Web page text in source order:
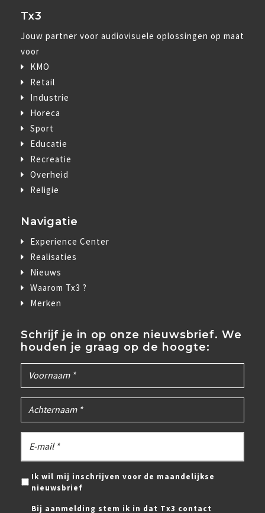
Tx3
Jouw partner voor audiovisuele oplossingen op maat
voor
KMO
Retail
Industrie
Horeca
Sport
Educatie
Recreatie
Overheid
Religie
Navigatie
Experience Center
Realisaties
Nieuws
Waarom Tx3 ?
Merken
Schrijf je in op onze nieuwsbrief. We
houden je graag op de hoogte:
Ik wil mij inschrijven voor de maandelijkse
nieuwsbrief
Bij aanmelding stem ik in dat Tx3 contact